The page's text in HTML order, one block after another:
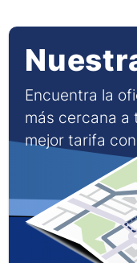
Encuentra la
más cercana a
mejor tarifa